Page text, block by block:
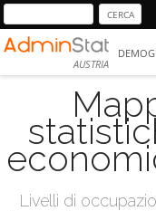
AUSTRIA
Livelli di